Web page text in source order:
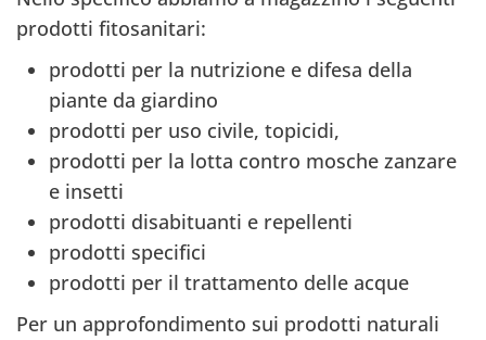
prodotti fitosanitari:
prodotti per la nutrizione e difesa della
piante da giardino
prodotti per uso civile, topicidi,
prodotti per la lotta contro mosche zanzare
e insetti
prodotti disabituanti e repellenti
prodotti specifici
prodotti per il trattamento delle acque
Per un approfondimento sui prodotti naturali